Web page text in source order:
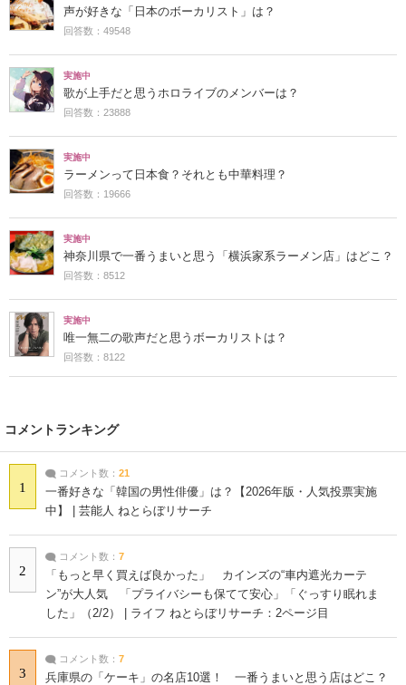
声が好きな「日本のボーカリスト」は？
回答数：49548
実施中
歌が上手だと思うホロライブのメンバーは？
回答数：23888
実施中
ラーメンって日本食？それとも中華料理？
回答数：19666
実施中
神奈川県で一番うまいと思う「横浜家系ラーメン店」はどこ？
回答数：8512
実施中
唯一無二の歌声だと思うボーカリストは？
回答数：8122
コメントランキング
1
コメント数： 21
一番好きな「韓国の男性俳優」は？【2026年版・人気投票実施
中】 | 芸能人 ねとらぼリサーチ
2
コメント数： 7
「もっと早く買えば良かった」 カインズの“車内遮光カーテ
ン”が大人気 「プライバシーも保てて安心」「ぐっすり眠れま
した」（2/2） | ライフ ねとらぼリサーチ：2ページ目
3
コメント数： 7
兵庫県の「ケーキ」の名店10選！ 一番うまいと思う店はどこ？